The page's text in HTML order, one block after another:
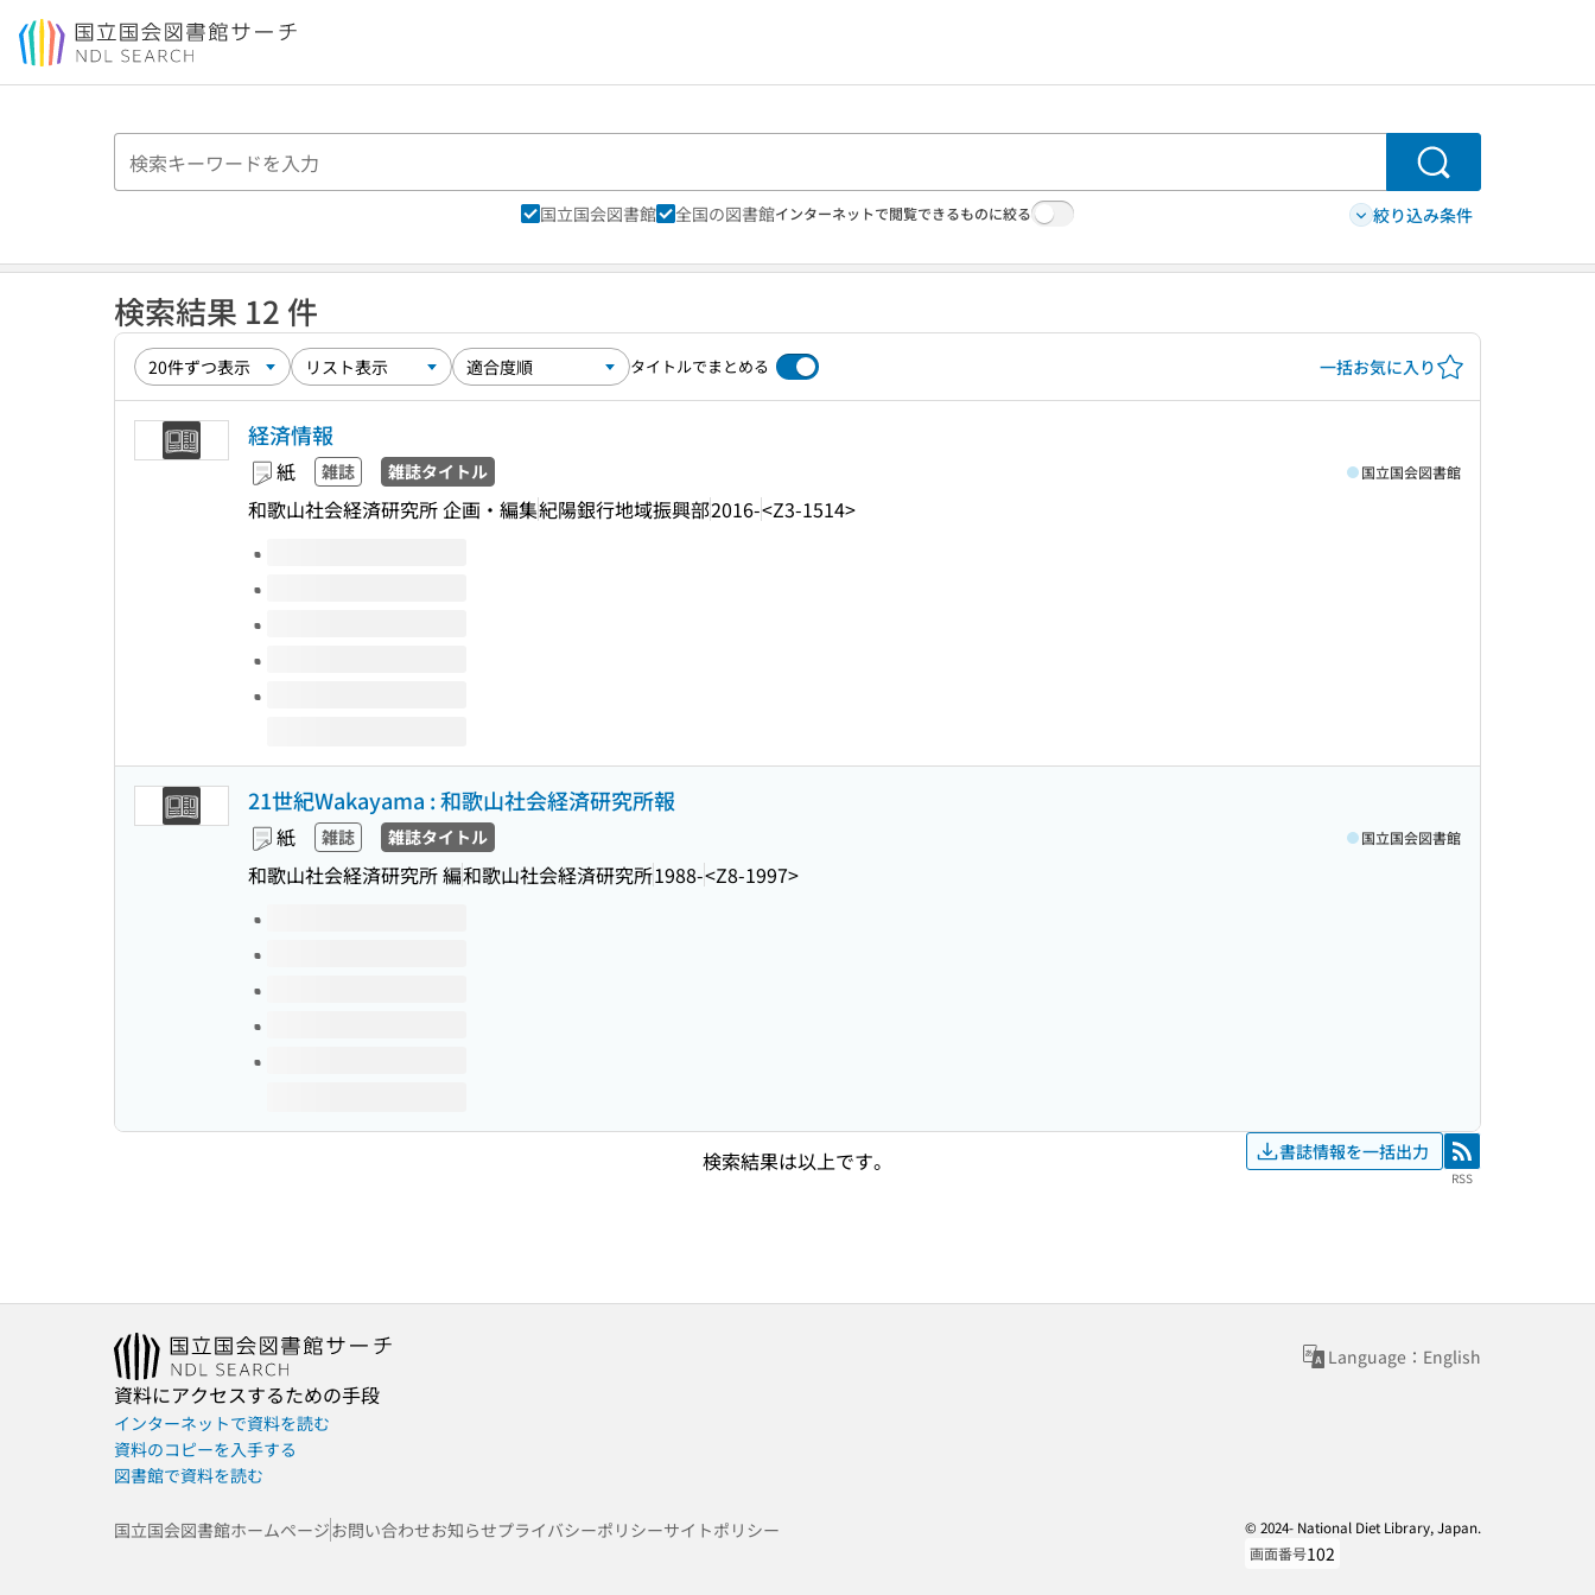
本文へ移動
検索
国立国会図書館 全国の図書館インターネットで閲覧できるものに絞る 絞り込み条件
検索結果 12 件
タイトルでまとめる 一括お気に入り
経済情報
紙 雑誌 雑誌タイトル
和歌山社会経済研究所 企画・編集紀陽銀行地域振興部2016-<Z3-1514>
国立国会図書館
このタイトルの巻号
21世紀Wakayama : 和歌山社会経済研究所報
紙 雑誌 雑誌タイトル
和歌山社会経済研究所 編和歌山社会経済研究所1988-<Z8-1997>
国立国会図書館
このタイトルの巻号
検索結果は以上です。 書誌情報を一括出力 RSS
RSS
Language：English
資料にアクセスするための手段
インターネットで資料を読む
資料のコピーを入手する
図書館で資料を読む
国立国会図書館ホームページお問い合わせお知らせプライバシーポリシーサイトポリシー
© 2024- National Diet Library, Japan.
画面番号102